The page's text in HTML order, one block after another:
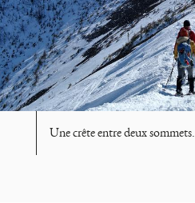
Une crête entre deux sommets.